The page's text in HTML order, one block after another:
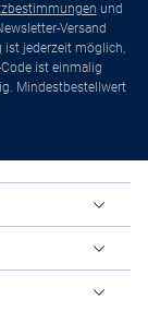
und
Versand
ist jederzeit möglich,
ist einmalig
Mindestbestellwert